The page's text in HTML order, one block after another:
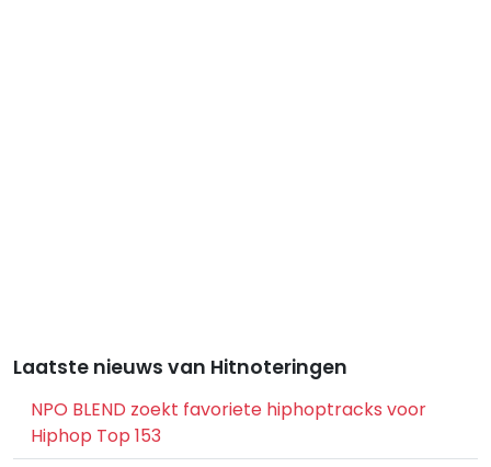
Laatste nieuws van Hitnoteringen
NPO BLEND zoekt favoriete hiphoptracks voor
Hiphop Top 153